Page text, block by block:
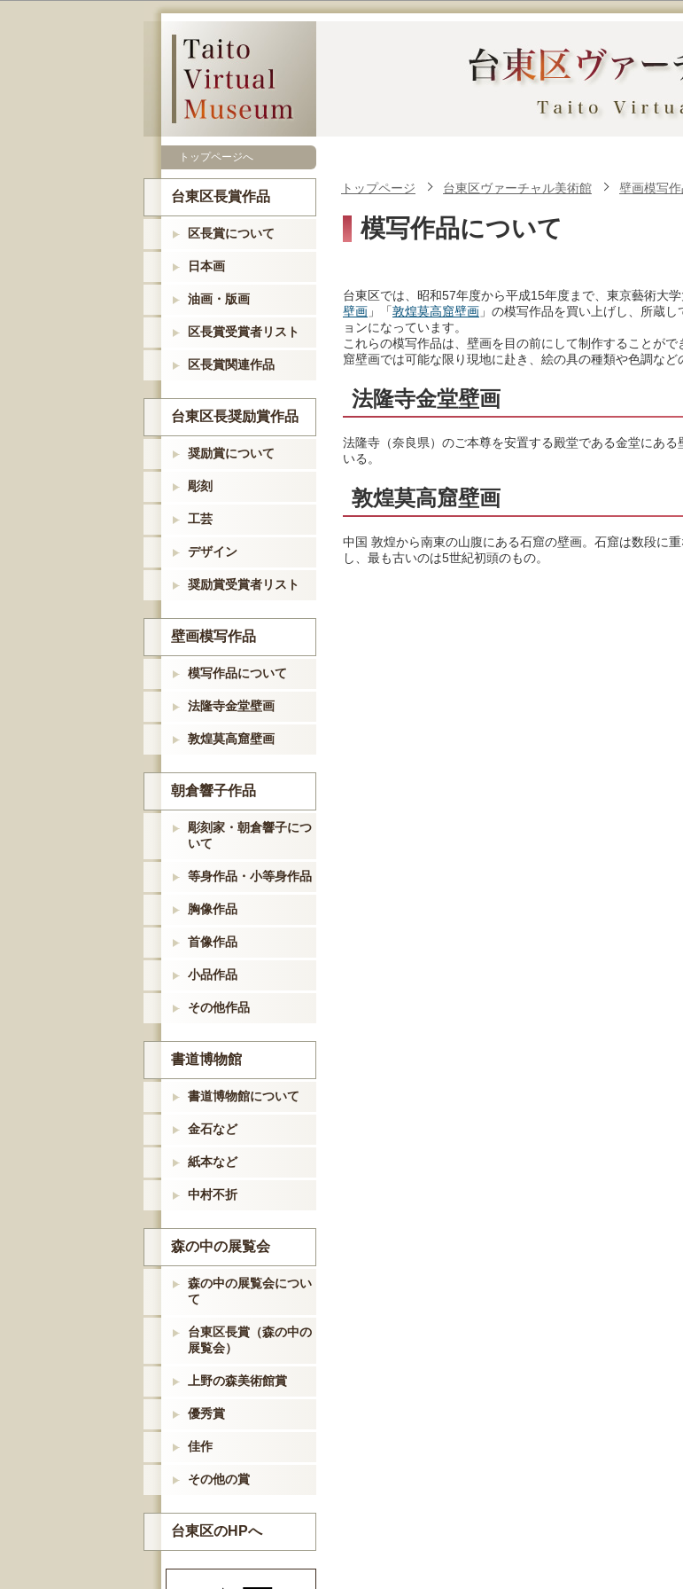
トップページへ
台東区長賞作品
区長賞について
日本画
油画・版画
区長賞受賞者リスト
区長賞関連作品
台東区長奨励賞作品
奨励賞について
彫刻
工芸
デザイン
奨励賞受賞者リスト
壁画模写作品
模写作品について
法隆寺金堂壁画
敦煌莫高窟壁画
朝倉響子作品
彫刻家・朝倉響子につ
いて
等身作品・小等身作品
胸像作品
首像作品
小品作品
その他作品
書道博物館
書道博物館について
金石など
紙本など
中村不折
森の中の展覧会
森の中の展覧会につい
て
台東区長賞（森の中の
展覧会）
上野の森美術館賞
優秀賞
佳作
その他の賞
台東区のHPへ
トップページ 台東区ヴァーチャル美術館 壁画模写作
模写作品について
台東区では、昭和57年度から平成15年度まで、東京藝術大
壁画 」「敦煌莫高窟壁画 」の模写作品を買い上げし、所蔵
ョンになっています。
これらの模写作品は、壁画を目の前にして制作することが
窟壁画では可能な限り現地に赴き、絵の具の種類や色調など
法隆寺金堂壁画
法隆寺（奈良県）のご本尊を安置する殿堂である金堂にあ
いる。
敦煌莫高窟壁画
中国 敦煌から南東の山腹にある石窟の壁画。石窟は数段に
し、最も古いのは5世紀初頭のもの。